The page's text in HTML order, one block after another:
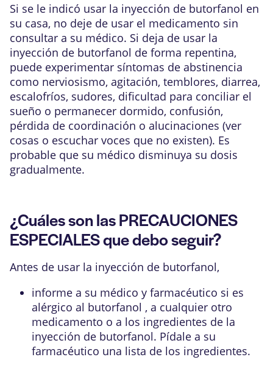
Si se le indicó usar la inyección de butorfanol en
su casa, no deje de usar el medicamento sin
consultar a su médico. Si deja de usar la
inyección de butorfanol de forma repentina,
puede experimentar síntomas de abstinencia
como nerviosismo, agitación, temblores, diarrea,
escalofríos, sudores, dificultad para conciliar el
sueño o permanecer dormido, confusión,
pérdida de coordinación o alucinaciones (ver
cosas o escuchar voces que no existen). Es
probable que su médico disminuya su dosis
gradualmente.
¿Cuáles son las PRECAUCIONES
ESPECIALES que debo seguir?
Antes de usar la inyección de butorfanol,
informe a su médico y farmacéutico si es
alérgico al butorfanol , a cualquier otro
medicamento o a los ingredientes de la
inyección de butorfanol. Pídale a su
farmacéutico una lista de los ingredientes.